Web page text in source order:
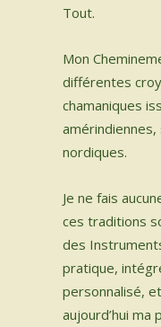
0 productos
Tout.
Mon
différentes
chamaniques
nordiques.​​​
Je ne fais
ces traditions
des
pratique,
personnalisé,
aujourd’hui ma